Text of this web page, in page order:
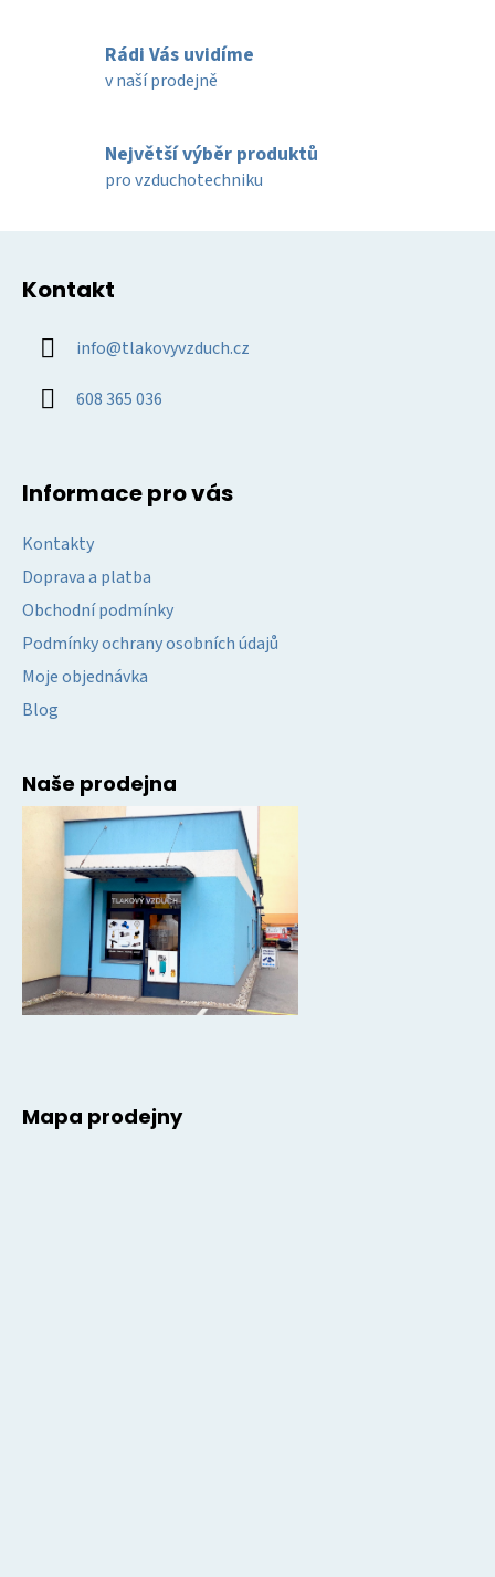
í
k
y
Rádi Vás uvidíme
v naší prodejně
Největší výběr produktů
pro vzduchotechniku
Kontakt
info@tlakovyvzduch.cz
608 365 036
Informace pro vás
Kontakty
Doprava a platba
Obchodní podmínky
Podmínky ochrany osobních údajů
Moje objednávka
Blog
Naše prodejna
Mapa prodejny